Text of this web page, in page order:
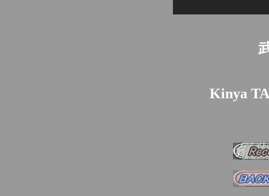
Kinya